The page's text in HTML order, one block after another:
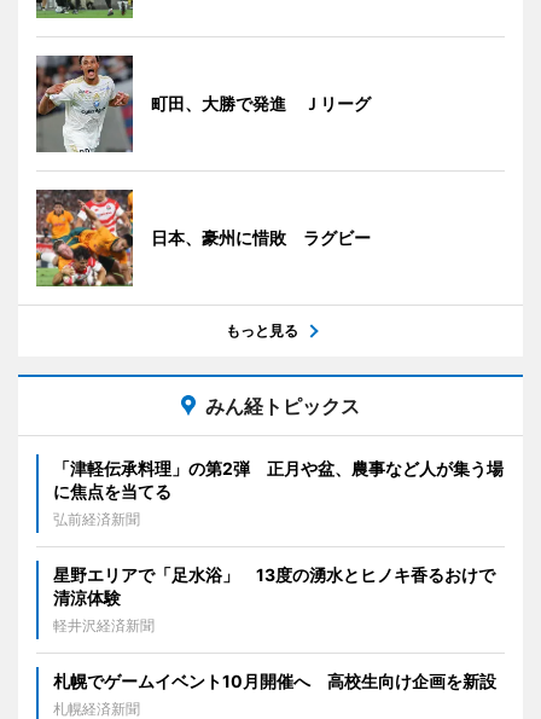
町田、大勝で発進 Ｊリーグ
日本、豪州に惜敗 ラグビー
もっと見る
みん経トピックス
「津軽伝承料理」の第2弾 正月や盆、農事など人が集う場
に焦点を当てる
弘前経済新聞
星野エリアで「足水浴」 13度の湧水とヒノキ香るおけで
清涼体験
軽井沢経済新聞
札幌でゲームイベント10月開催へ 高校生向け企画を新設
札幌経済新聞